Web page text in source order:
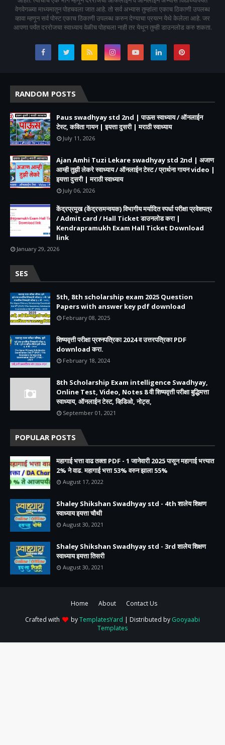
वेगवेगळ्या माध्यमातून पोहचवला जात आहे. तो सर्व अभ्यास तुम्हांला एकाच ठिकाणी उपलब्ध
व्हावा म्हणून सर्व पोस्ट एकाच ठिकाणी उपलब्ध करुन देण्याचा प्रयत्न येथे केलेला आहे. जर
आपणा पर्यंत दररोजचा स्वाध्याय वेळीच पोहचला नाही तर येथून तुम्ही डाउनलोड करु शकता.
RANDOM POSTS
Paus swadhyay std 2nd | पाऊस स्वाध्याय / ऑनलाईन
टेस्ट, कविता गायन | इयत्ता दुसरी | मराठी स्वाध्याय
July 11, 2026
Ajan Amhi Tuzi Lekare swadhyay std 2nd | अजाण
आम्ही तुझी लेकरे स्वाध्याय / ऑनलाईन टेस्ट / प्रार्थना गायन video |
इयत्ता दुसरी | मराठी स्वाध्याय
July 06, 2026
केंद्रप्रमुख (केंद्रसमन्वयक) विभागीय मर्यादित स्पर्धा परीक्षा प्रवेशपत्र
/ Admit card / Hall Ticket डाउनलोड करा |
Kendrapramukh Exam Hall Ticket Download
link
January 29, 2026
SES
5th, 8th scholarship exam 2025 Question
Papers with answer key pdf download
February 08, 2025
शिष्यवृत्ती परीक्षा प्रश्नपत्रिका 2024 व उत्तरपत्रिका PDF
download करा.
February 18, 2024
8th Scholarship Exam intelligence Swadhyay,
Online Test, Video, Notes 8 वी शिष्यवृत्ती परीक्षा बुद्धिमत्ता
स्वाध्याय, ऑनलाईन टेस्ट, व्हिडिओ, नोट्स,
September 01, 2021
POPULAR POSTS
महागाई भत्ता वाढ तक्ता PDF - 1 जानेवारी 2025 पासून महागाई भत्त्यात
2% ने वाढ. महागाई भत्ता 53% वरुन झाला 55%
August 17, 2022
Shaley Shikshan Swadhyay std - 4th शालेय शिक्षण
स्वाध्याय इयत्ता चौथी
August 30, 2021
Shaley Shikshan Swadhyay std - 3rd शालेय शिक्षण
स्वाध्याय इयत्ता तिसरी
August 30, 2021
Home About
Contact Us
Crafted with
byTemplatesYard | Distributed by Gooyaabi
Templates